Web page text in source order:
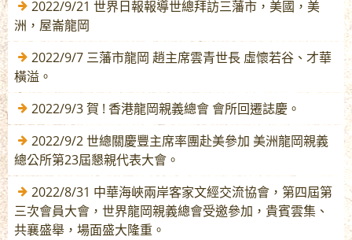
2022/9/21 世界日報報導世總拜訪三藩市，美國，美
洲，屋崙龍岡
2022/9/7 三藩市龍岡 趙主席雲青世長 虛懷若谷、才華
橫溢。
2022/9/3 賀 ! 香港龍岡親義總會 會所回遷誌慶。
2022/9/2 世總關慶豐主席率團赴美參加 美洲龍岡親義
總公所第23屆懇親代表大會。
2022/8/31 中華海峽兩岸客家文經交流協會，第四屆第
三次會員大會，世界龍岡親義總會受邀參加，貴賓雲集、
共襄盛舉，場面盛大隆重。